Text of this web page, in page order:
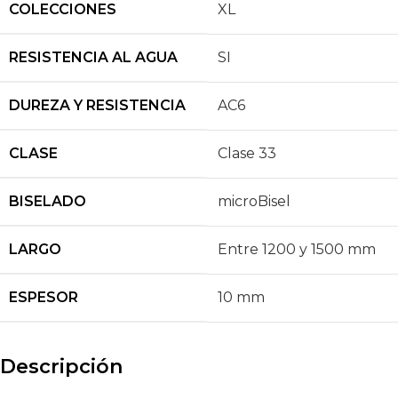
COLECCIONES XL
RESISTENCIA AL AGUA SI
DUREZA Y RESISTENCIA AC6
CLASE Clase 33
BISELADO microBisel
LARGO Entre 1200 y 1500 mm
ESPESOR 10 mm
Descripción